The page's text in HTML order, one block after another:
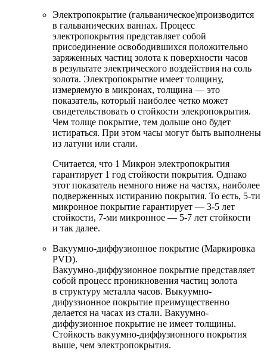
Электропокрытие (гальваническое)производится
в гальванических ваннах. Процесс
электропокрытия представляет собой
присоединение освободившихся положительно
заряженных частиц золота к поверхности часов
в результате электрического воздействия на соль
золота. Электропокрытие имеет толщину,
измеряемую в микронах, толщина — это
показатель, который наиболее четко может
свидетельствовать о стойкости элекропокрытия.
Чем толще покрытие, тем дольше оно будет
истираться. При этом часы могут быть выполнены
из латуни или стали.
Считается, что 1 Микрон электропокрытия
гарантирует 1 год стойкости покрытия. Однако
этот показатель немного ниже на частях, наиболее
подверженных истиранию покрытия. То есть, 5-ти
микронное покрытие гарантирует — 3-5 лет
стойкости, 7-ми микронное — 5-7 лет стойкости
и так далее.
Вакуумно-диффузионное покрытие (Маркировка
PVD).
Вакуумно-диффузионное покрытие представляет
собой процесс проникновения частиц золота
в структуру металла часов. Выкуумно-
дифуззионное покрытие преимущественно
делается на часах из стали. Вакуумно-
диффузионное покрытие не имеет толщины.
Стойкость вакуумно-диффузионного покрытия
выше, чем электропокрытия.